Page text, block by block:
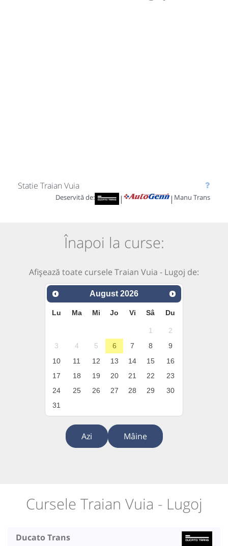
Statie Traian Vuia
Deservită de: | | Manu Trans
Înapoi la curse:
Afișează toate cursele Traian Vuia - Lugoj de:
August 2026
Lu Ma Mi Jo Vi Sâ Du
1
2
3
4 5 6 7 8
9
10
11 12 13 14 15
16
17
18 19 20 21 22
23
24
25 26 27 28 29
30
31
Azi Mâine
Cursele Traian Vuia - Lugoj
Ducato Trans